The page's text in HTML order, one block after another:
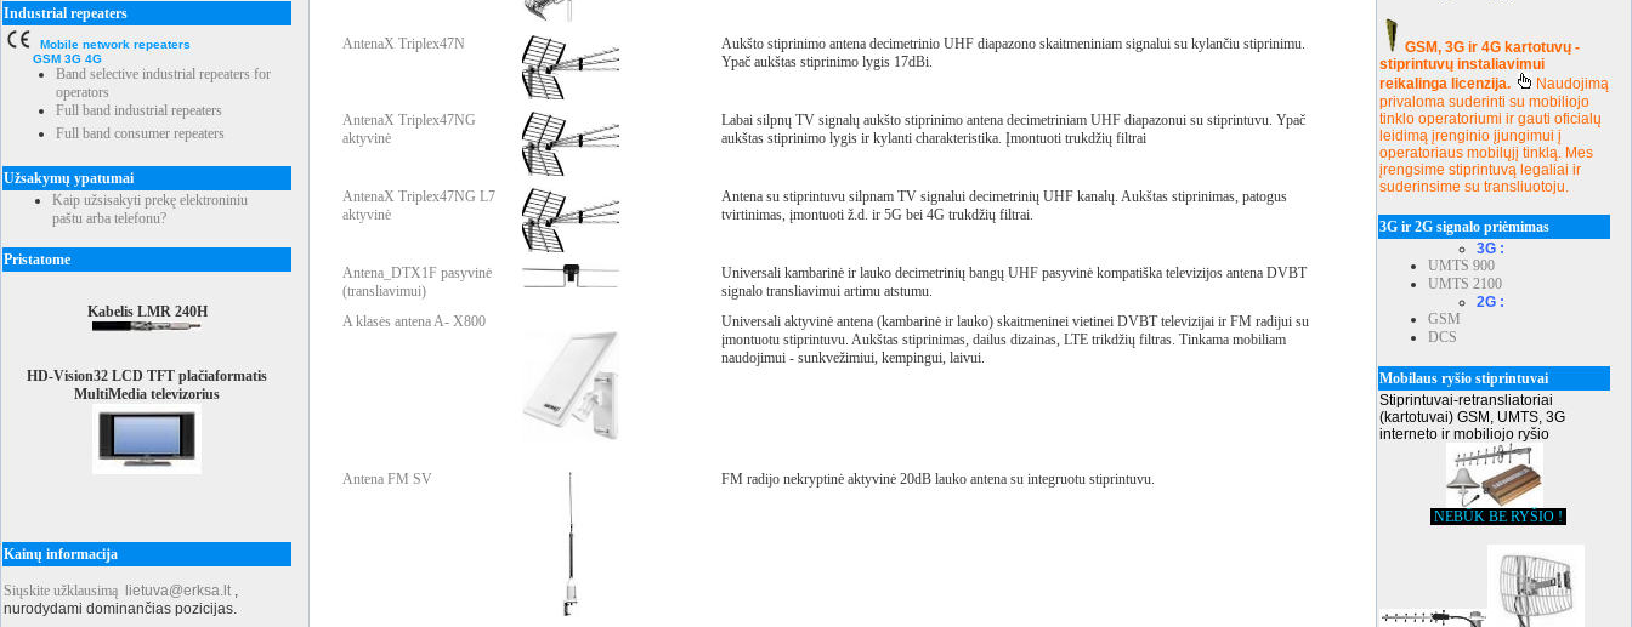
Industrial repeaters
Mobile network repeaters
GSM 3G 4G
Band selective industrial repeaters for
operators
Full band industrial repeaters
Full band consumer repeaters
Užsakymų ypatumai
Kaip užsisakyti prekę elektroniniu
paštu arba telefonu?
Pristatome
Kabelis LMR 240H
HD-Vision32 LCD TFT plačiaformatis
MultiMedia televizorius
Kainų informacija
Siųskite užklausimą lietuva@erksa.lt ,
nurodydami dominančias pozicijas.
AntenaX Triplex47N
Aukšto stiprinimo antena decimetrinio UHF diapazono skaitmeniniam signalui su kylančiu stiprinimu.
Ypač aukštas stiprinimo lygis 17dBi.
AntenaX Triplex47NG
aktyvinė
Labai silpnų TV signalų aukšto stiprinimo antena decimetriniam UHF diapazonui su stiprintuvu. Ypač
aukštas stiprinimo lygis ir kylanti charakteristika. Įmontuoti trukdžių filtrai
AntenaX Triplex47NG L7
aktyvinė
Antena su stiprintuvu silpnam TV signalui decimetrinių UHF kanalų. Aukštas stiprinimas, patogus
tvirtinimas, įmontuoti ž.d. ir 5G bei 4G trukdžių filtrai.
Antena_DTX1F pasyvinė
(transliavimui)
Universali kambarinė ir lauko decimetrinių bangų UHF pasyvinė kompatiška televizijos antena DVBT
signalo transliavimui artimu atstumu.
A klasės antena A- X800
Universali aktyvinė antena (kambarinė ir lauko) skaitmeninei vietinei DVBT televizijai ir FM radijui su
įmontuotu stiprintuvu. Aukštas stiprinimas, dailus dizainas, LTE trikdžių filtras. Tinkama mobiliam
naudojimui - sunkvežimiui, kempingui, laivui.
Antena FM SV FM radijo nekryptinė aktyvinė 20dB lauko antena su integruotu stiprintuvu.
GSM, 3G ir 4G kartotuvų -
stiprintuvų instaliavimui
reikalinga licenzija.
Naudojimą
privaloma suderinti su mobiliojo
tinklo operatoriumi ir gauti oficialų
leidimą įrenginio įjungimui į
operatoriaus mobilųjį tinklą. Mes
įrengsime stiprintuvą legaliai ir
suderinsime su transliuotoju.
3G ir 2G signalo priėmimas
3G :
UMTS 900
UMTS 2100
2G :
GSM
DCS
Mobilaus ryšio stiprintuvai
Stiprintuvai-retransliatoriai
(kartotuvai) GSM, UMTS, 3G
interneto ir mobiliojo ryšio
NEBŪK BE RYŠIO !